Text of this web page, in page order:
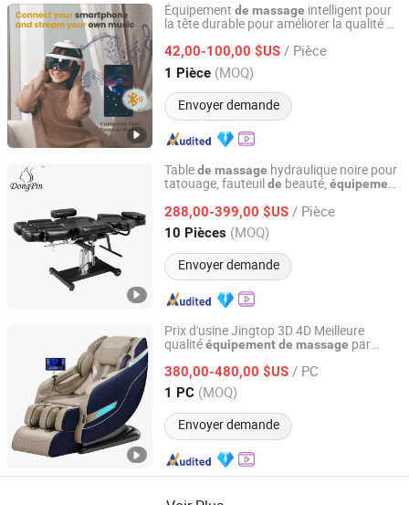
Équipement de massage intelligent pour
la tête durable pour améliorer la qualité du
42,00-100,00 $US / Pièce
1 Pièce (MOQ)
Envoyer demande
Taizhou Kaisum Fitness Equipment Co., Ltd.
Zhejiang, China Depuis 2026
Tablede massage hydraulique noire pour
tatouage, fauteuil de beauté, équipement
288,00-399,00 $US / Pièce
10 Pièces (MOQ)
Envoyer demande
Dongpin Beauty & Medical Co., Ltd.
Guangdong, China Depuis 2019
Prix d'usine Jingtop 3D 4D Meilleure
qualitééquipementde massage par
pour masseurde santé
380,00-480,00 $US / PC
1 PC (MOQ)
Envoyer demande
Fujian Jingtuo Health Technology Co., Ltd.
Fujian, China Depuis 2023